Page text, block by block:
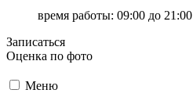
время работы: 09:00 до 21:00
Записаться
Оценка по фото
Меню